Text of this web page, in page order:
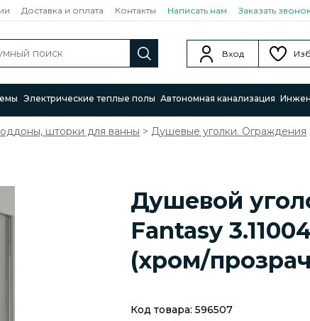
Доставка и оплата Контакты Написать нам Заказать
Вход
Электрические теплые полы Автономная канализация
шторки для ванны > Душевые уголки. Ограждения
Душевой
Fantasy
(хром/
Код товара:596507